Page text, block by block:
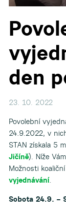
den
23. 10. 2022
Povolební
24.9.2022, v
STAN získala 5
Jičíně). Níže
Možnosti
vyjednávání.
Sobota 24.9. –